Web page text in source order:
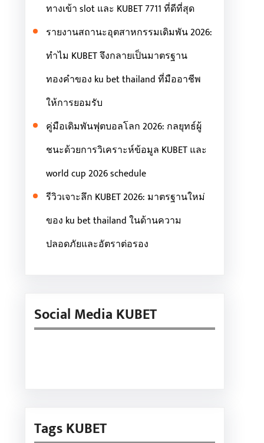
ทางเข้า slot และ KUBET 7711 ที่ดีที่สุด
รายงานสถานะอุตสาหกรรมเดิมพัน 2026:
ทำไม KUBET จึงกลายเป็นมาตรฐาน
ทองคำของ ku bet thailand ที่มืออาชีพ
ให้การยอมรับ
คู่มือเดิมพันฟุตบอลโลก 2026: กลยุทธ์ผู้
ชนะด้วยการวิเคราะห์ข้อมูล KUBET และ
world cup 2026 schedule
รีวิวเจาะลึก KUBET 2026: มาตรฐานใหม่
ของ ku bet thailand ในด้านความ
ปลอดภัยและอัตราต่อรอง
Social Media KUBET
Tags KUBET